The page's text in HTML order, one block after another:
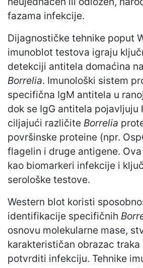
fazama infekcije.
Dijagnostičke tehnike poput
imunoblot testova igraju
detekciji antitela domaćina
Borrelia. Imunološki sistem
specifična IgM antitela u
dok se IgG antitela pojavljuju
ciljajući različite Borrelia
površinske proteine (npr.
flagelin i druge antigene.
kao biomarkeri infekcije i
serološke testove.
Western blot koristi
identifikacije specifičnih
osnovu molekularne mase,
karakterističan obrazac traka
potvrditi infekciju. Tehnike